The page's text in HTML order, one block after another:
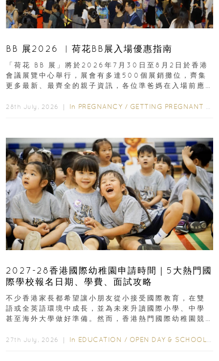
BB 展2026 ︳荷花BB展入場優惠指南
「荷花 BB 展」將於2026年7月30日至8月2日於香港
會議展覽中心舉行，展會有多達500個展銷攤位，齊集
更多最新、最齊全的親子資訊，各位準爸媽在入場前應
28th July, 2026 ｜ In PREGNANCY / GETTING PREGNANT
2027-28香港國際幼稚園申請時間｜5大熱門國
際學校報名日期、學費、面試攻略
不少香港家長都希望讓小朋友從小接受國際教育，在雙
語或全英語環境中成長，並為未來升讀國際小學、中學
甚至海外大學做好準備。然而，香港熱門國際幼稚園競
27th July, 2026 ｜ In EDUCATION / OPEN DAY & SCHOOL EVENTS